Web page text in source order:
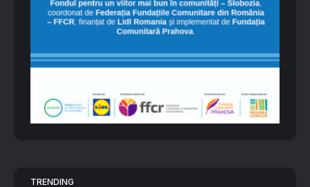
TRENDING